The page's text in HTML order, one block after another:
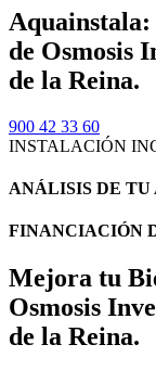
de Osmosis
de la Reina.
900 42 33 60
INSTALACIÓN
ANÁLISIS DE TU
FINANCIACIÓN
Mejora tu
Osmosis
de la Reina.